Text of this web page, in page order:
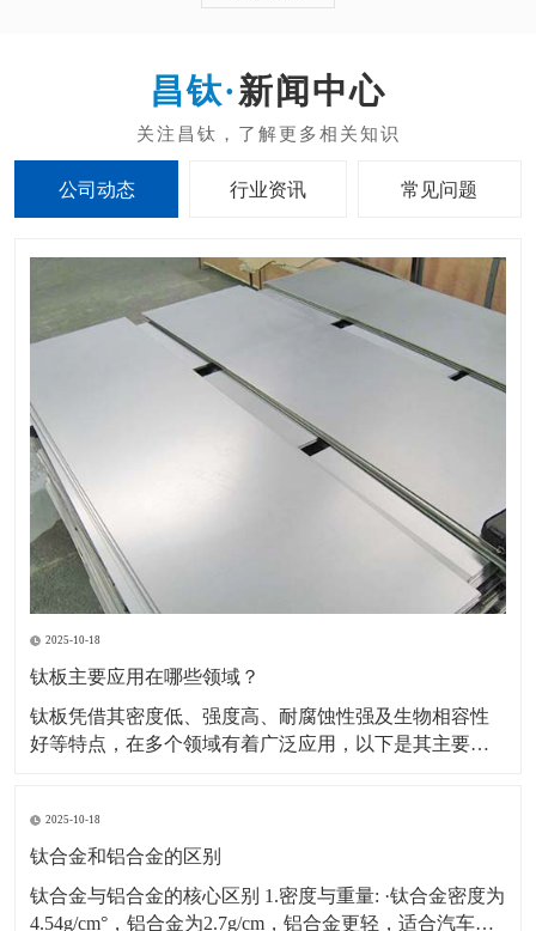
新闻中心
公司动态 行业资讯 常见问题
2025-10-18
钛板主要应用在哪些领域？
钛板凭借其密度低、强度高、耐腐蚀性强及生物相容性
好等特点，在多个领域有着广泛应用，以下是其主要应
机匣）、火箭壳体、航天设备结构件等。原因：轻量化
需求突出，可降低飞行器重量，提升燃油效率或载荷能
力。能耐受高
2025-10-18
钛合金和铝合金的区别
钛合金与铝合金的核心区别 1.密度与重量: ·钛合金密度为
4.54g/cm°，铝合金为2.7g/cm，铝合金更轻，适合汽车、